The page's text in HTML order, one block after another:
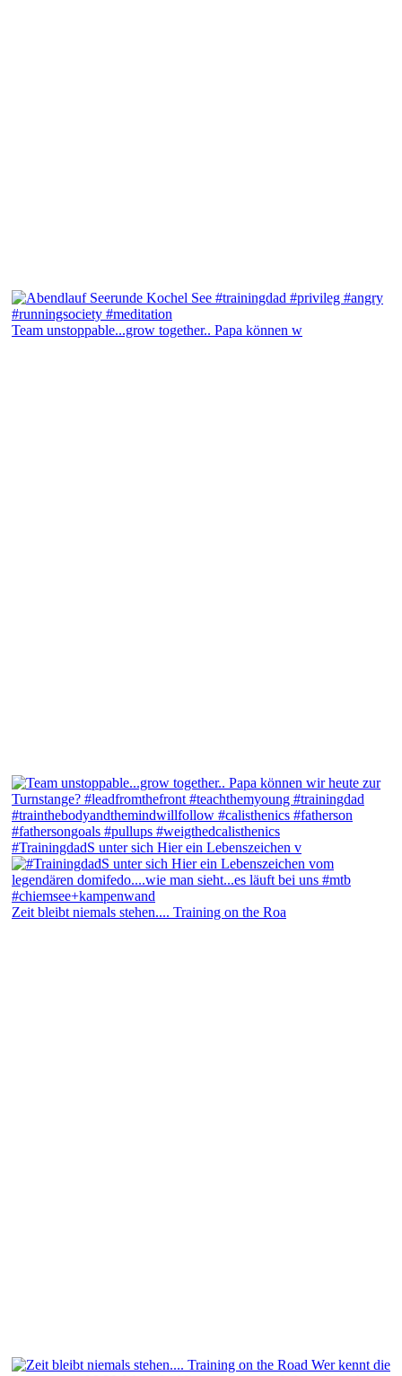
Team unstoppable...grow together.. Papa können w
#TrainingdadS unter sich Hier ein Lebenszeichen v
Zeit bleibt niemals stehen.... Training on the Roa